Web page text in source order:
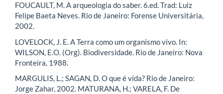
FOUCAULT, M. A arqueologia do saber. 6.ed. Trad: Luiz
Felipe Baeta Neves. Rio de Janeiro: Forense Universitária,
2002.
LOVELOCK, J. E. A Terra como um organismo vivo. In:
WILSON, E.O. (Org). Biodiversidade. Rio de Janeiro: Nova
Fronteira, 1988.
MARGULIS, L.; SAGAN, D. O que é vida? Rio de Janeiro:
Jorge Zahar, 2002. MATURANA, H.; VARELA, F. De